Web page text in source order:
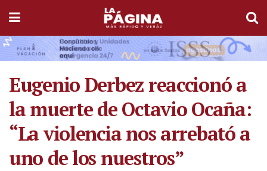
Eugenio Derbez reaccionó a
la muerte de Octavio Ocaña:
“La violencia nos arrebató a
uno de los nuestros”